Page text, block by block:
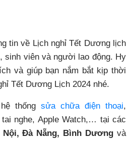
tin về Lịch nghỉ Tết Dương lịch
sinh viên và người lao động. Hy
và giúp bạn nắm bắt kịp thời
Tết Dương Lịch 2024 nhé.
thống sửa chữa điện thoại,
nghe, Apple Watch,… tại các
Nội, Đà Nẵng, Bình Dươngvà